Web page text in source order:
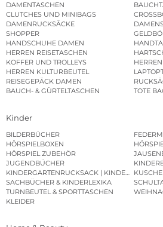
DAMENTASCHEN
CLUTCHES UND MINIBAGS
DAMENRUCKSÄCKE
SHOPPER
HANDSCHUHE DAMEN
HERREN REISETASCHEN
KOFFER UND TROLLEYS
HERREN KULTURBEUTEL
REISEGEPÄCK DAMEN
BAUCH- & GÜRTELTASCHEN
TOTE
Kinder
BILDERBÜCHER
HÖRSPIELBOXEN
HÖRSPIEL ZUBEHÖR
JUGENDBÜCHER
KINDERGARTENRUCKSACK |
SACHBÜCHER & KINDERLEXIKA
TURNBEUTEL & SPORTTASCHEN
KLEIDER